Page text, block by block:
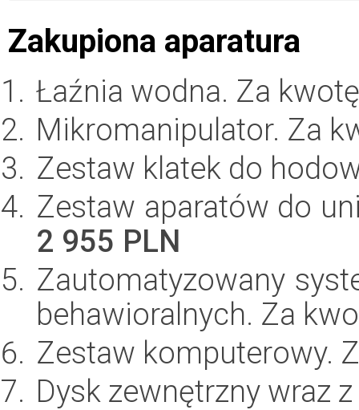
Zakupiona aparatura
Łaźnia wodna. Za
Mikromanipulator. Za
Zestaw klatek do
Zestaw aparatów do
2 955 PLN
Zautomatyzowany
behawioralnych. Za
Zestaw komputerowy.
Dysk zewnętrzny wraz